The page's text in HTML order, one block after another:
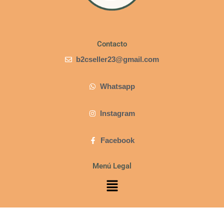
Contacto
b2cseller23@gmail.com
Whatsapp
Instagram
Facebook
Menú Legal
Menú